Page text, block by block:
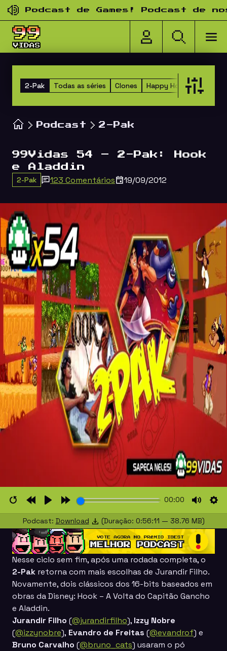
Pular para o conteúdo
Podcast de Games! Podcast de
Todas as séries Clones Happy Hour dos Amigos
2-Pak
Podcast 2-Pak
99Vidas 54 – 2-Pak: Hook
e Aladdin
2-Pak 123 Comentários 19/09/2012
RestartRewind
10s
PlayForward
10s
00:00
Mute
Podcast: Download (Duração: 0:56:11 — 38.76 MB)
Nesse ciclo sem fim, após uma rodada completa, o
2-Pak retorna com mais escolhas de Jurandir Filho.
Novamente, dois clássicos dos 16-bits baseados em
obras da Disney: Hook – A Volta do Capitão Gancho
e Aladdin.
Jurandir Filho (@jurandirfilho), Izzy Nobre
(@izzynobre), Evandro de Freitas (@evandrof) e
Bruno Carvalho (@bruno_cats) usaram o pó